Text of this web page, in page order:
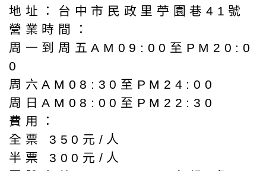
地址：台中市民政里苧園巷41號
營業時間：
周一到周五AM09:00至PM20:0
0
周六AM08:30至PM24:00
周日AM08:00至PM22:30
費用：
全票 350元/人
半票 300元/人